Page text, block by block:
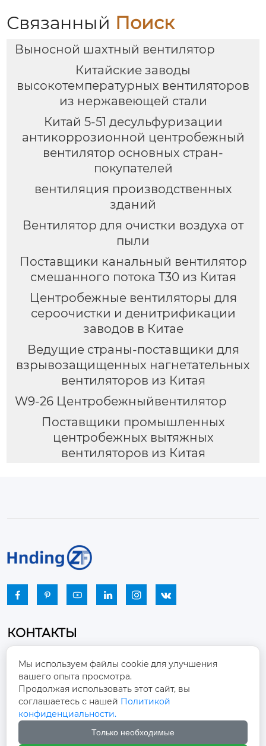
Связанный Поиск
Выносной шахтный вентилятор
Китайские заводы
высокотемпературных вентиляторов
из нержавеющей стали
Китай 5-51 десульфуризации
антикоррозионной центробежный
вентилятор основных стран-
покупателей
вентиляция производственных
зданий
Вентилятор для очистки воздуха от
пыли
Поставщики канальный вентилятор
смешанного потока T30 из Китая
Центробежные вентиляторы для
сероочистки и денитрификации
заводов в Китае
Ведущие страны-поставщики для
взрывозащищенных нагнетательных
вентиляторов из Китая
W9-26 Центробежныйвентилятор
Поставщики промышленных
центробежных вытяжных
вентиляторов из Китая
     
КОНТАКТЫ

район Чжоуцунь, город Цзыбо, провинция
Шаньдун
 winston-xu@hengdingfan.com
+86-13806434669
Мы используем файлы cookie для улучшения
вашего опыта просмотра.
Продолжая использовать этот сайт, вы
соглашаетесь с нашей Политикой
конфиденциальности.
Только необходимые